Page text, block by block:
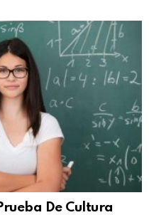
De Cultura